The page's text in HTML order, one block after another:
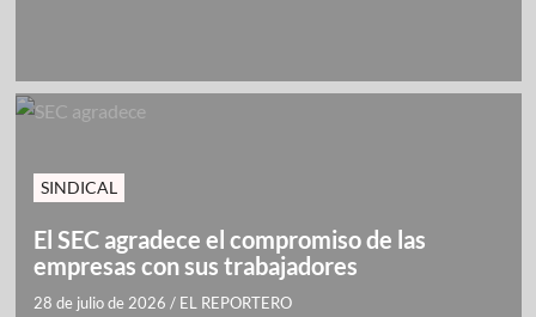
SINDICAL
El SEC agradece el compromiso de las
empresas con sus trabajadores
28 de julio de 2026 / EL REPORTERO